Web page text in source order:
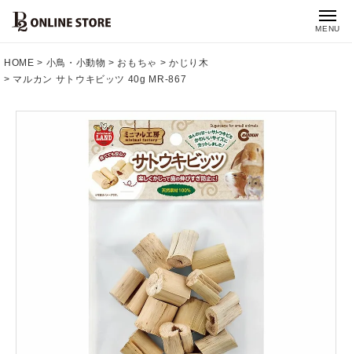
MENU
HOME 小鳥・小動物 おもちゃ
かじり木
マルカン サトウキビッツ 40g MR-867